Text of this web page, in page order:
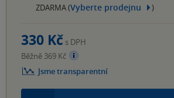
ZDARMA (Vyberte prodejnu )
330 Kč s DPH
Běžně 369 Kč
Jsme transparentní